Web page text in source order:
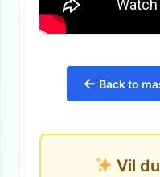
← Back to
Vil